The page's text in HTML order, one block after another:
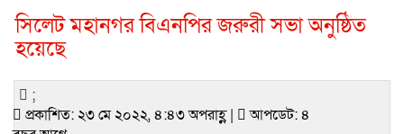
সিলেট মহানগর বিএনপির জরুরী সভা অনুষ্ঠিত
হয়েছে
;
প্রকাশিত: ২৩ মে ২০২২, ৪:৪৩ অপরাহ্ণ |
আপডেট: ৪